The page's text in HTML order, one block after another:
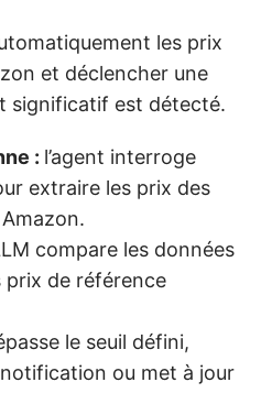
les prix
et déclencher une
significatif est détecté.
: l’agent interroge
extraire les prix des
compare les données
prix de référence
le seuil défini,
notification ou met à jour